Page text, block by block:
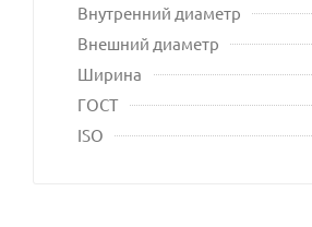
Внутренний диаметр
Внешний диаметр
Ширина
ГОСТ
ISO